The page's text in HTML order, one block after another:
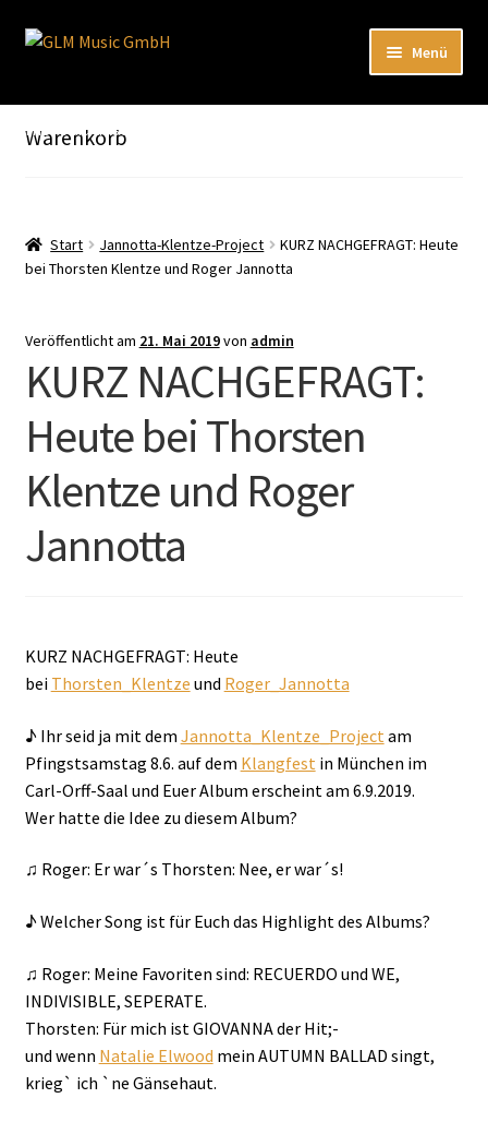
Hier sind unsere Neuigkeiten zu hören: Spotify
Zur
Zum
Menü
Unser Katalog
öffnen
EN
Warenkorb
Start Jannotta-Klentze-Project
KURZ NACHGEFRAGT: Heute
bei Thorsten Klentze und Roger Jannotta
Veröffentlicht am 21. Mai 2019von admin
KURZ NACHGEFRAGT:
Heute bei Thorsten
Klentze und Roger
Jannotta
KURZ NACHGEFRAGT: Heute
bei Thorsten_Klentze und Roger_Jannotta
♪ Ihr seid ja mit dem Jannotta_Klentze_Project am
Pfingstsamstag 8.6. auf dem Klangfest in München im
Carl-Orff-Saal und Euer Album erscheint am 6.9.2019.
Wer hatte die Idee zu diesem Album?
♫ Roger: Er war´s Thorsten: Nee, er war´s!
♪ Welcher Song ist für Euch das Highlight des Albums?
♫ Roger: Meine Favoriten sind: RECUERDO und WE,
INDIVISIBLE, SEPERATE.
Thorsten: Für mich ist GIOVANNA der Hit;-
und wenn Natalie Elwood mein AUTUMN BALLAD singt,
krieg` ich `ne Gänsehaut.